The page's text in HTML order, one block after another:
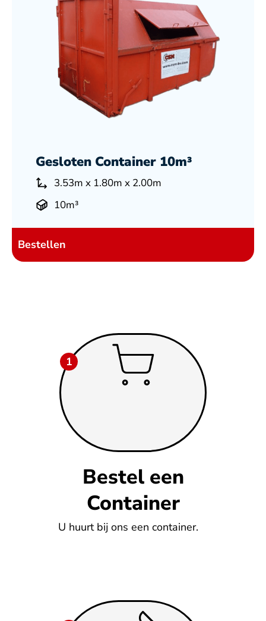
Gesloten Container 10m³
3.53m x 1.80m x 2.00m
10m³
Bestellen
1
Bestel een
Container
U huurt bij ons een container.